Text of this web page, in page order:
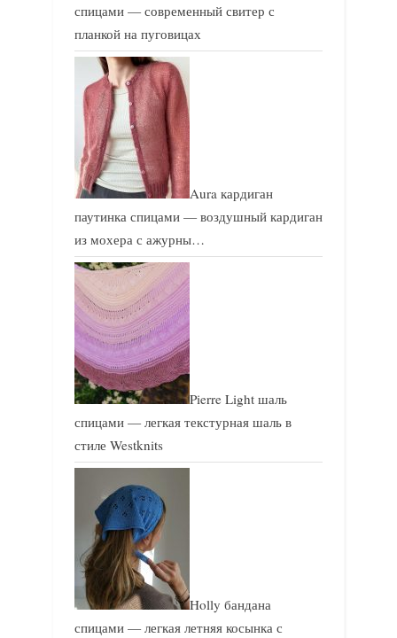
спицами — современный свитер с
планкой на пуговицах
Aura кардиган
паутинка спицами — воздушный кардиган
из мохера с ажурны…
Pierre Light шаль
спицами — легкая текстурная шаль в
стиле Westknits
Holly бандана
спицами — легкая летняя косынка с